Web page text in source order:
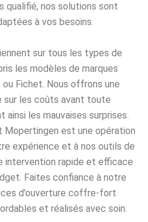
qualifié, nos solutions sont
à vos besoins.
sur tous les types de
les modèles de marques
Fichet. Nous offrons une
sur les coûts avant toute
les mauvaises surprises.
est une opération
expérience et à nos outils de
intervention rapide et efficace
Faites confiance à notre
d’ouverture coffre-fort
et réalisés avec soin.